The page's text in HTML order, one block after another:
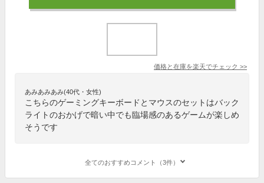
価格と在庫を楽天でチェック >>
あみあみあみ(40代・女性)
こちらのゲーミングキーボードとマウスのセットはバック
ライトのおかげで暗い中でも臨場感のあるゲームが楽しめ
そうです
全てのおすすめコメント（3件）